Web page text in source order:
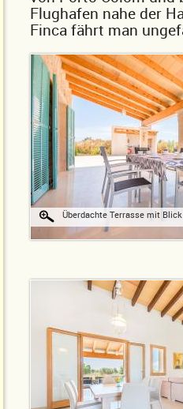
Flughafen nahe der
Finca fährt man
Überdachte Terrasse mit